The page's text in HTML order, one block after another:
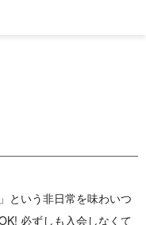
という非日常を味わいつ
必ずしも入会しなくて